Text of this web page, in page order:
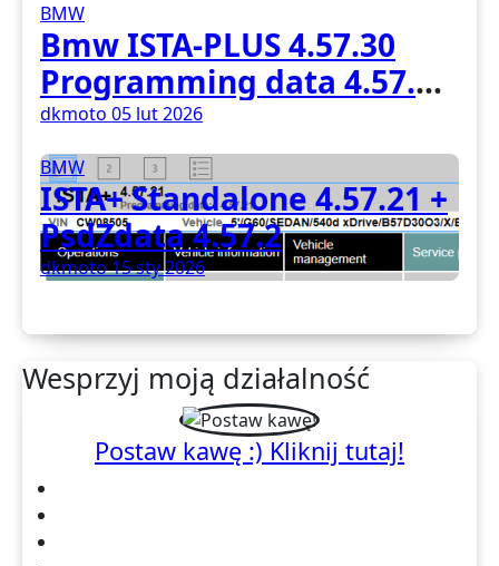
BMW
Bmw ISTA-PLUS 4.57.30
Programming data 4.57.30
full
dkmoto 05 lut 2026
BMW
ISTA+ Standalone 4.57.21 +
PsdZdata 4.57.2
dkmoto15 sty 2026
Wesprzyj moją działalność
Postaw kawę :) Kliknij tutaj!